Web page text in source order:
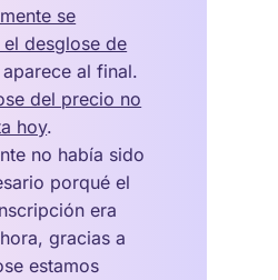
se
desglose de
al final.
del precio no
hoy.
no había sido
porqué el
era
gracias a
estamos